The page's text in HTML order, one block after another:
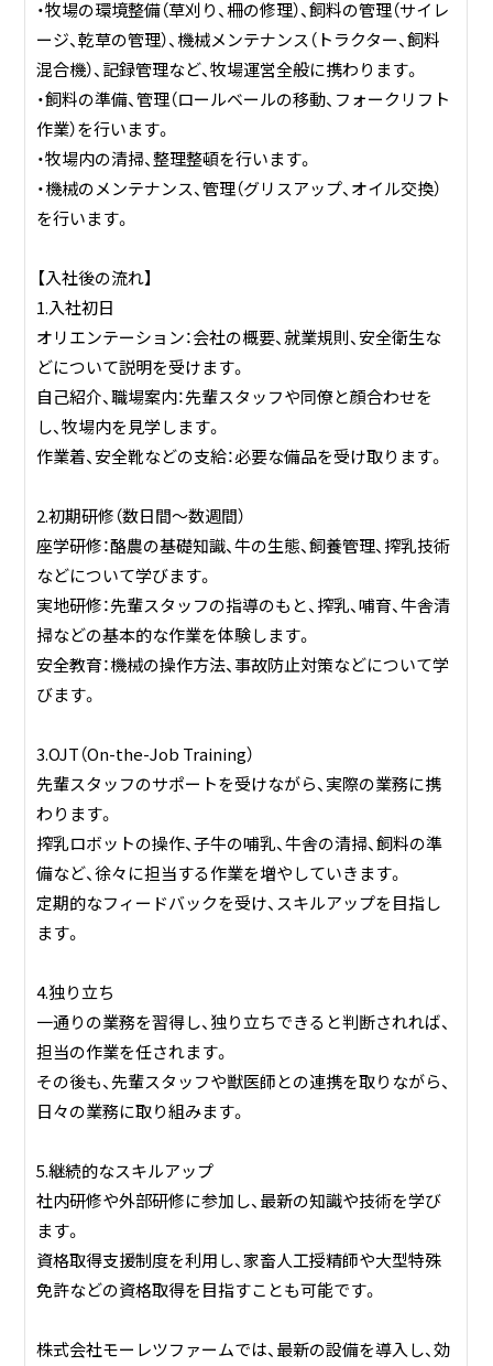
・牧場の環境整備（草刈り、柵の修理）、飼料の管理（サイレ
ージ、乾草の管理）、機械メンテナンス（トラクター、飼料
混合機）、記録管理など、牧場運営全般に携わります。
・飼料の準備、管理（ロールベールの移動、フォークリフト
作業）を行います。
・牧場内の清掃、整理整頓を行います。
・機械のメンテナンス、管理（グリスアップ、オイル交換）
を行います。
【入社後の流れ】
1.入社初日
オリエンテーション：会社の概要、就業規則、安全衛生な
どについて説明を受けます。
自己紹介、職場案内：先輩スタッフや同僚と顔合わせを
し、牧場内を見学します。
作業着、安全靴などの支給：必要な備品を受け取ります。
2.初期研修（数日間～数週間）
座学研修：酪農の基礎知識、牛の生態、飼養管理、搾乳技術
などについて学びます。
実地研修：先輩スタッフの指導のもと、搾乳、哺育、牛舎清
掃などの基本的な作業を体験します。
安全教育：機械の操作方法、事故防止対策などについて学
びます。
3.OJT（On-the-Job Training）
先輩スタッフのサポートを受けながら、実際の業務に携
わります。
搾乳ロボットの操作、子牛の哺乳、牛舎の清掃、飼料の準
備など、徐々に担当する作業を増やしていきます。
定期的なフィードバックを受け、スキルアップを目指し
ます。
4.独り立ち
一通りの業務を習得し、独り立ちできると判断されれば、
担当の作業を任されます。
その後も、先輩スタッフや獣医師との連携を取りながら、
日々の業務に取り組みます。
5.継続的なスキルアップ
社内研修や外部研修に参加し、最新の知識や技術を学び
ます。
資格取得支援制度を利用し、家畜人工授精師や大型特殊
免許などの資格取得を目指すことも可能です。
株式会社モーレツファームでは、最新の設備を導入し、効